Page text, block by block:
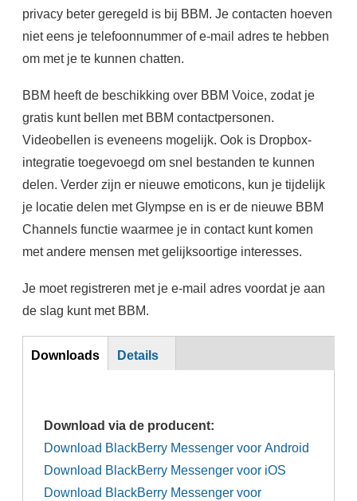
privacy beter geregeld is bij BBM. Je contacten hoeven
niet eens je telefoonnummer of e-mail adres te hebben
om met je te kunnen chatten.
BBM heeft de beschikking over BBM Voice, zodat je
gratis kunt bellen met BBM contactpersonen.
Videobellen is eveneens mogelijk. Ook is Dropbox-
integratie toegevoegd om snel bestanden te kunnen
delen. Verder zijn er nieuwe emoticons, kun je tijdelijk
je locatie delen met Glympse en is er de nieuwe BBM
Channels functie waarmee je in contact kunt komen
met andere mensen met gelijksoortige interesses.
Je moet registreren met je e-mail adres voordat je aan
de slag kunt met BBM.
Download
Downloads
Details
Download via de producent:
Download BlackBerry Messenger voor Android
Download BlackBerry Messenger voor iOS
Download BlackBerry Messenger voor